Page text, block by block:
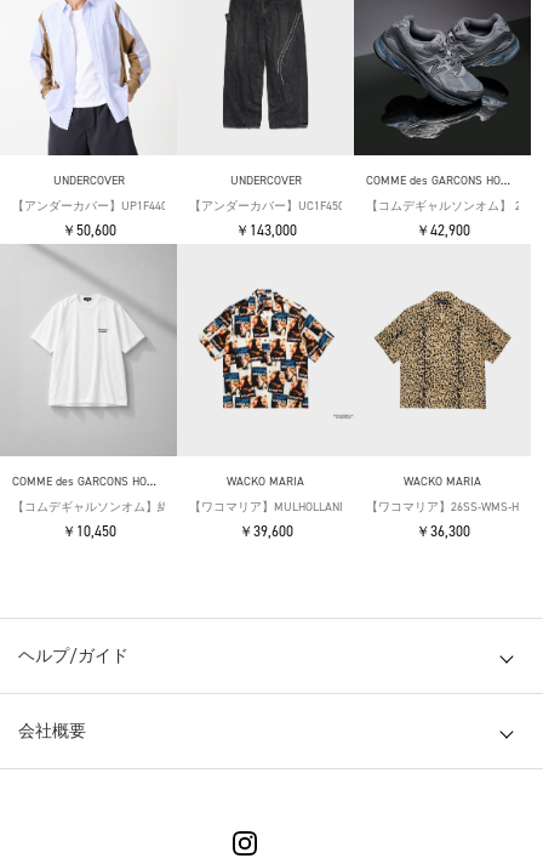
UNDERCOVER
【アンダーカバー】UP1F4402 L/S Mix Shirts
￥50,600
UNDERCOVER
【アンダーカバー】UC1F4506-1 Wide Denim Pants
￥143,000
COMME des GARCONS HOMME
【コムデギャルソンオム】
￥42,900
COMME des GARCONS HOMME
【コムデギャルソンオム】綿天竺 製品プリント S/S Tee
￥10,450
WACKO MARIA
【ワコマリア】MULHOLLAND DRIVE / S/S HAWAIIAN SHIRT (
￥39,600
WACKO MARIA
【ワコマリア】26SS-WMS-HI05
￥36,300
ヘルプ/ガイド
会社概要